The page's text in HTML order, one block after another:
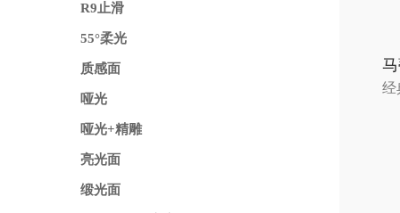
R9止滑
55°柔光
质感面
哑光
哑光+精雕
亮光面
缎光面
经